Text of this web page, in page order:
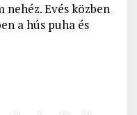
nehéz. Evés közben
a hús puha és